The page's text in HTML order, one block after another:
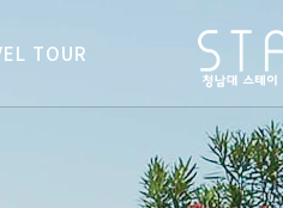
TOUR
TOUR